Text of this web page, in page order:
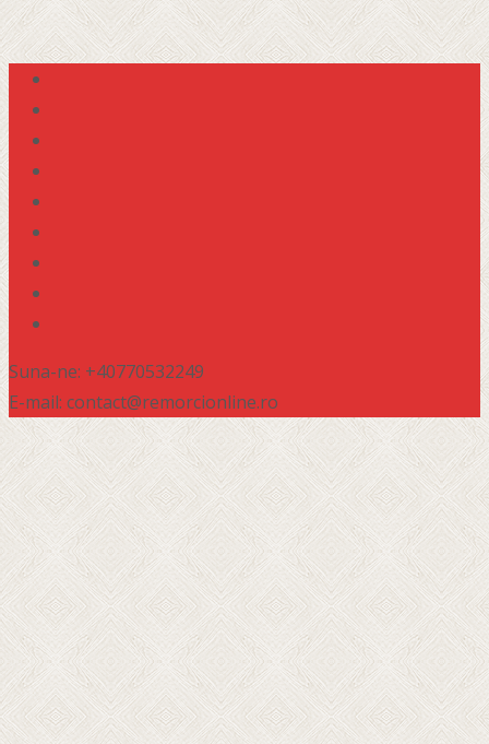
Suna-ne: +40770532249
E-mail: contact@remorcionline.ro